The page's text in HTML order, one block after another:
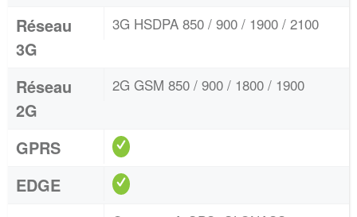
Réseau
3G
3G HSDPA 850 / 900 / 1900 / 2100
Réseau
2G
2G GSM 850 / 900 / 1800 / 1900
GPRS
EDGE